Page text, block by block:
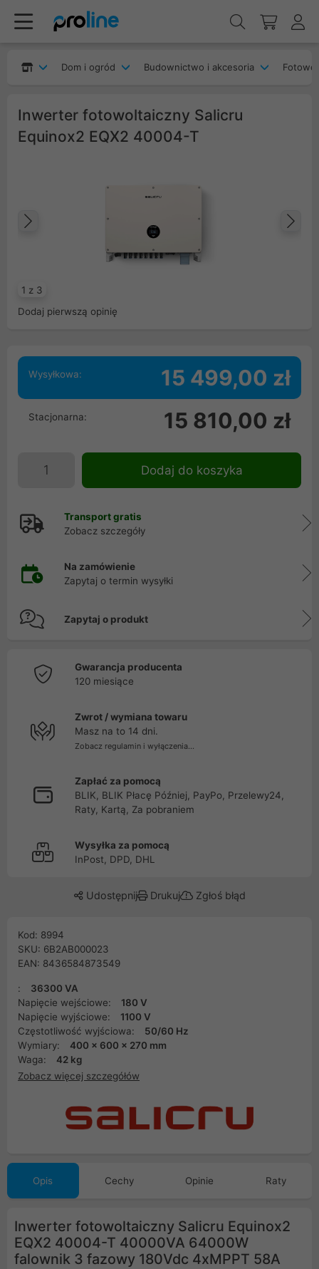
Dom i ogród Budownictwo i akcesoria
Inwerter fotowoltaiczny Salicru
Equinox2 EQX2 40004-T
1 z 3
Dodaj pierwszą opinię
Wysyłkowa: 15 499,00 zł
Stacjonarna: 15 810,00 zł
Dodaj do koszyka
Transport gratis
Zobacz szczegóły
Na zamówienie
Zapytaj o termin wysyłki
Zapytaj o produkt
Gwarancja producenta
120 miesiące
Zwrot / wymiana towaru
Masz na to 14 dni.
Zobacz regulamin i wyłączenia...
Zapłać za pomocą
BLIK, BLIK Płacę Później, PayPo, Przelewy24,
Raty, Kartą, Za pobraniem
Wysyłka za pomocą
InPost, DPD, DHL
Udostępnij Drukuj Zgłoś błąd
Kod: 8994
SKU: 6B2AB000023
EAN: 8436584873549
:
36300 VA
Napięcie wejściowe:
180 V
Napięcie wyjściowe:
1100 V
Częstotliwość wyjściowa:
50/60 Hz
Wymiary:
400 x 600 x 270 mm
Waga:
42 kg
Zobacz więcej szczegółów
Opis Cechy Opinie Raty
Inwerter fotowoltaiczny Salicru Equinox2
EQX2 40004-T 40000VA 64000W
falownik 3 fazowy 180Vdc 4xMPPT 58A